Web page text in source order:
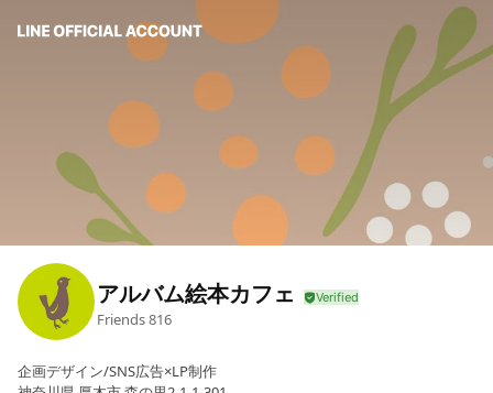
アルバム絵本カフェ
Friends816
企画デザイン/SNS広告×LP制作